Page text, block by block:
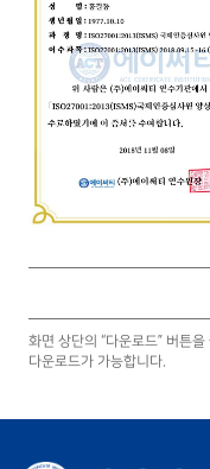
화면 상단의 “다운로드” 버튼
다운로드가 가능합니다.